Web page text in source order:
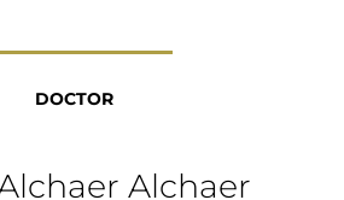
DOCTOR
Alchaer